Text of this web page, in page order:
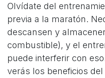
Olvídate del
previa a la maratón.
descansen y
combustible), y el
puede interferir con
verás los beneficios